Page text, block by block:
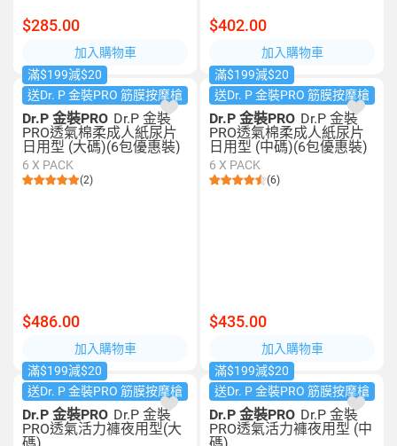
$285.00
加入購物車
$402.00
加入購物車
滿$199減$20
送Dr. P 金裝PRO 筋膜按摩槍
Dr.P 金裝PRO Dr.P 金裝
PRO透氣棉柔成人紙尿片
日用型 (大碼)(6包優惠裝)
6 X PACK
(2)
$486.00
加入購物車
滿$199減$20
送Dr. P 金裝PRO 筋膜按摩槍
Dr.P 金裝PRO Dr.P 金裝
PRO透氣棉柔成人紙尿片
日用型 (中碼)(6包優惠裝)
6 X PACK
(6)
$435.00
加入購物車
滿$199減$20
送Dr. P 金裝PRO 筋膜按摩槍
Dr.P 金裝PRO Dr.P 金裝
PRO透氣活力褲夜用型(大
滿$199減$20
送Dr. P 金裝PRO 筋膜按摩槍
Dr.P 金裝PRO Dr.P 金裝
PRO透氣活力褲夜用型 (中